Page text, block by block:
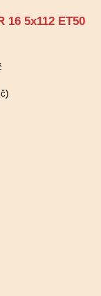
16 5x112 ET50